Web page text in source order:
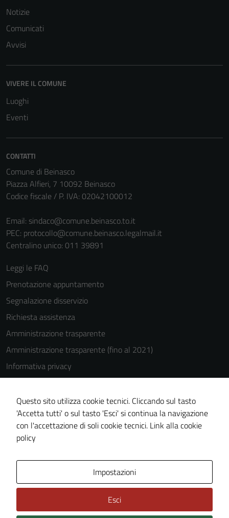
Notizie
Comunicati
Avvisi
VIVERE IL COMUNE
Luoghi
Eventi
CONTATTI
Comune di Beinasco
Piazza Alfieri, 7 10092 Beinasco
Codice fiscale / P. IVA: 02042100012
Email: sindaco@comune.beinasco.to.it
PEC: protocollo@comune.beinasco.legalmail.it
Centralino unico: 011 39891
Leggi le FAQ
Prenotazione appuntamento
Segnalazione disservizio
Richiesta assistenza
Amministrazione trasparente
Amministrazione trasparente (fino al 2021)
Informativa privacy
Cookie Policy
Note legali
Dichiarazione di accessibilità
Piano di miglioramento del sito
Questo sito utilizza cookie tecnici. Cliccando sul tasto
'Accetta tutti' o sul tasto 'Esci' si continua la navigazione
con l'accettazione di soli cookie tecnici. Link alla cookie
policy
Impostazioni
Esci